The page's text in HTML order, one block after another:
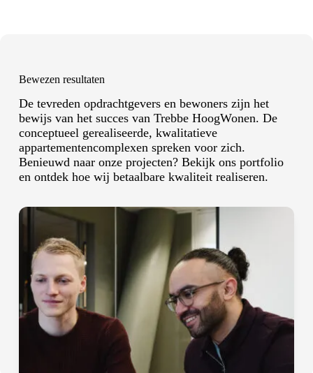
Bewezen resultaten
De tevreden opdrachtgevers en bewoners zijn het
bewijs van het succes van Trebbe HoogWonen. De
conceptueel gerealiseerde, kwalitatieve
appartementencomplexen spreken voor zich.
Benieuwd naar onze projecten? Bekijk ons portfolio
en ontdek hoe wij betaalbare kwaliteit realiseren.